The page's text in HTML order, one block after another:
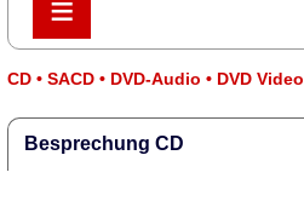
≡
≡
CD • SACD • DVD-Audio • DVD Video
Besprechung CD